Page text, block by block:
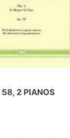
58, 2 PIANOS